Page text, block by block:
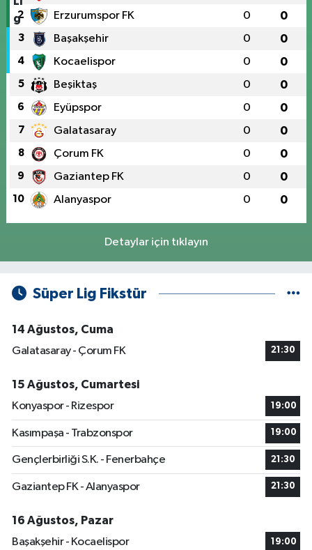
2 Erzurumspor FK 0 0
3 Başakşehir 0 0
4 Kocaelispor 0 0
5 Beşiktaş 0 0
6 Eyüpspor 0 0
7 Galatasaray 0 0
8 Çorum FK 0 0
9 Gaziantep FK 0 0
10 Alanyaspor 0 0
Detaylar için tıklayın
Süper Lig Fikstür
14 Ağustos, Cuma
Galatasaray - Çorum FK
21:30
15 Ağustos, Cumartesi
Konyaspor - Rizespor
19:00
Kasımpaşa - Trabzonspor 19:00
Gençlerbirliği S.K. - Fenerbahçe 21:30
Gaziantep FK - Alanyaspor 21:30
16 Ağustos, Pazar
Başakşehir - Kocaelispor
19:00